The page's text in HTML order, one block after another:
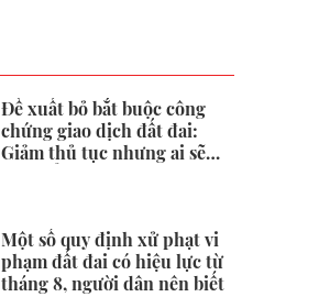
Đề xuất bỏ bắt buộc công
chứng giao dịch đất đai:
Giảm thủ tục nhưng ai sẽ
Một số quy định xử phạt vi
phạm đất đai có hiệu lực từ
tháng 8, người dân nên biết